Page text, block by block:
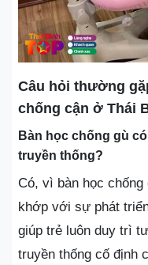
Câu hỏi thường
chống cận ở Thái
Bàn học chống gù
truyền thống?
Có, vì bàn học chống
khớp với sự phát
giúp trẻ luôn duy trì
truyền thống cố định